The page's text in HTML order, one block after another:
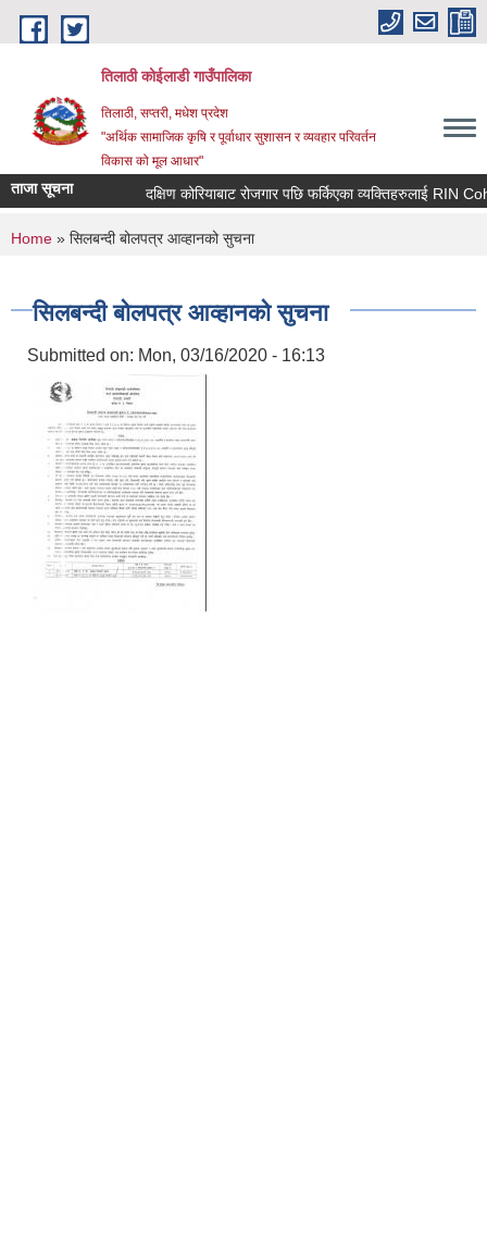
Skip to main content
तिलाठी कोईलाडी गाउँपालिका
तिलाठी, सप्तरी, मधेश प्रदेश
"अर्थिक सामाजिक कृषि र पूर्वाधार सुशासन र व्यवहार परिवर्तन
विकास को मूल आधार"
ताजा सूचना दक्षिण कोरियाबाट रोजगार पछि फर्किएका व्यक्तिहरुलाई RIN
You are here
Home » सिलबन्दी बोलपत्र आव्हानको सुचना
सिलबन्दी बोलपत्र आव्हानको सुचना
Submitted on: Mon, 03/16/2020 - 16:13